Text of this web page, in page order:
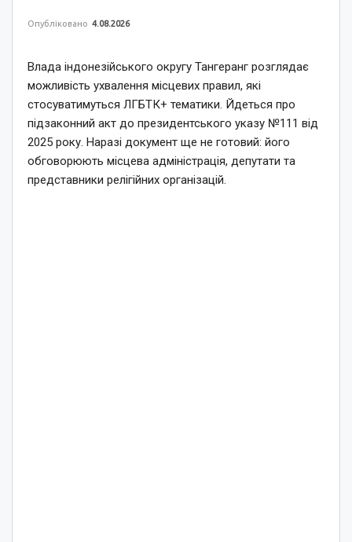
Опубліковано 4.08.2026
Влада індонезійського округу Тангеранг розглядає
можливість ухвалення місцевих правил, які
стосуватимуться ЛГБТК+ тематики. Йдеться про
підзаконний акт до президентського указу №111 від
2025 року. Наразі документ ще не готовий: його
обговорюють місцева адміністрація, депутати та
представники релігійних організацій.